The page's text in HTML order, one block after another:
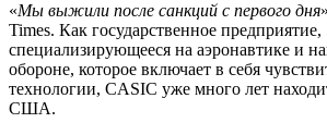
«Мы выжили после санкций с первого дня
Times. Как государственное предприятие,
специализирующееся на аэронавтике и
обороне, которое включает в себя
технологии, CASIC уже много лет
США.